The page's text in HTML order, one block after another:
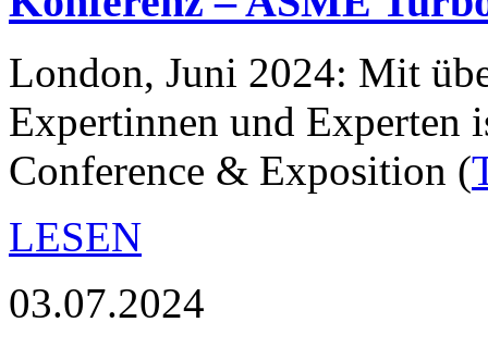
London, Juni 2024: Mit
Expertinnen und Experten
Conference & Exposition (
LESEN
03.07.2024